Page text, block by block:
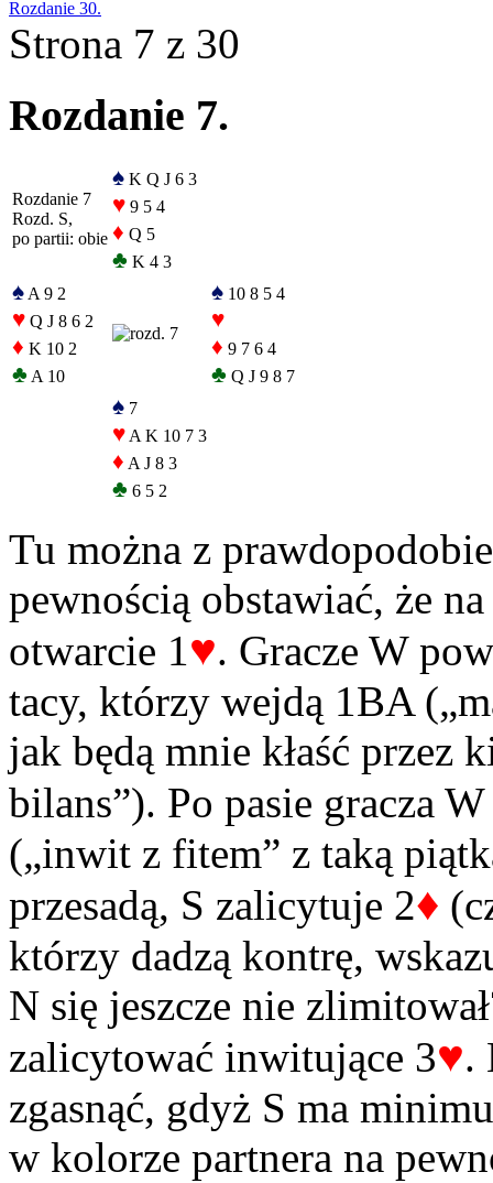
Rozdanie 30.
Strona 7 z 30
Rozdanie 7.
Rozdanie 7
Rozd. S,
po partii: obie
♠ K Q J 6 3
♥ 9 5 4
♦ Q 5
♣ K 4 3
♠ A 9 2
♥ Q J 8 6 2
♦ K 10 2
♣ A 10
♠ 10 8 5 4
♥
♦ 9 7 6 4
♣ Q J 9 8 7
♠ 7
♥ A K 10 7 3
♦ A J 8 3
♣ 6 5 2
Tu można z
pewnością obstawiać, że
otwarcie 1♥. Gracze W
tacy, którzy wejdą 1BA
jak będą mnie kłaść przez
bilans”). Po pasie gracza
(„inwit z fitem” z taką
przesadą, S zalicytuje 2♦
którzy dadzą kontrę,
N się jeszcze nie
zalicytować inwitujące 3♥.
zgasnąć, gdyż S ma
w kolorze partnera na